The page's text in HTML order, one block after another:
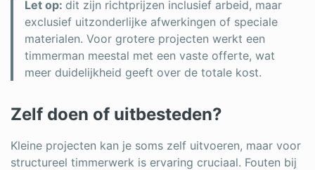
Let op: dit zijn richtprijzen inclusief arbeid, maar
exclusief uitzonderlijke afwerkingen of speciale
materialen. Voor grotere projecten werkt een
timmerman meestal met een vaste offerte, wat
meer duidelijkheid geeft over de totale kost.
Zelf doen of uitbesteden?
Kleine projecten kan je soms zelf uitvoeren, maar voor
structureel timmerwerk is ervaring cruciaal. Fouten bij